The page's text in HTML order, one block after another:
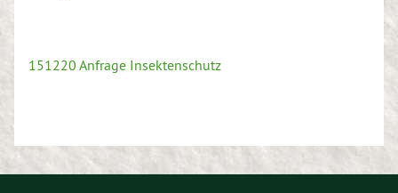
151220 Anfrage Insektenschutz